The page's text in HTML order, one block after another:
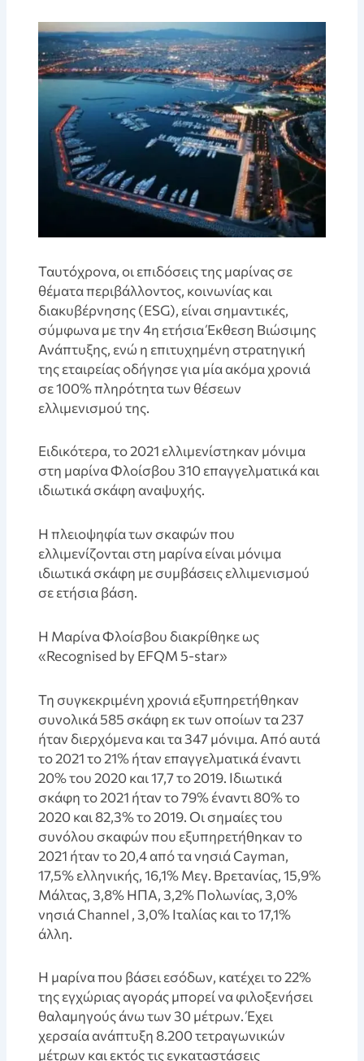
Ταυτόχρονα, οι επιδόσεις της μαρίνας σε
θέματα περιβάλλοντος, κοινωνίας και
διακυβέρνησης (ESG), είναι σημαντικές,
σύμφωνα με την 4η ετήσια Έκθεση Βιώσιμης
Ανάπτυξης, ενώ η επιτυχημένη στρατηγική
της εταιρείας οδήγησε για μία ακόμα χρονιά
σε 100% πληρότητα των θέσεων
ελλιμενισμού της.
Ειδικότερα, το 2021 ελλιμενίστηκαν μόνιμα
στη μαρίνα Φλοίσβου 310 επαγγελματικά και
ιδιωτικά σκάφη αναψυχής.
Η πλειοψηφία των σκαφών που
ελλιμενίζονται στη μαρίνα είναι μόνιμα
ιδιωτικά σκάφη με συμβάσεις ελλιμενισμού
σε ετήσια βάση.
Η Μαρίνα Φλοίσβου διακρίθηκε ως
«Recognised by EFQM 5-star»
Τη συγκεκριμένη χρονιά εξυπηρετήθηκαν
συνολικά 585 σκάφη εκ των οποίων τα 237
ήταν διερχόμενα και τα 347 μόνιμα. Από αυτά
το 2021 το 21% ήταν επαγγελματικά έναντι
20% του 2020 και 17,7 το 2019. Ιδιωτικά
σκάφη το 2021 ήταν το 79% έναντι 80% το
2020 και 82,3% το 2019. Οι σημαίες του
συνόλου σκαφών που εξυπηρετήθηκαν το
2021 ήταν το 20,4 από τα νησιά Cayman,
17,5% ελληνικής, 16,1% Μεγ. Βρετανίας, 15,9%
Μάλτας, 3,8% ΗΠΑ, 3,2% Πολωνίας, 3,0%
νησιά Channel , 3,0% Ιταλίας και το 17,1%
άλλη.
Η μαρίνα που βάσει εσόδων, κατέχει το 22%
της εγχώριας αγοράς μπορεί να φιλοξενήσει
θαλαμηγούς άνω των 30 μέτρων. Έχει
χερσαία ανάπτυξη 8.200 τετραγωνικών
μέτρων και εκτός τις εγκαταστάσεις